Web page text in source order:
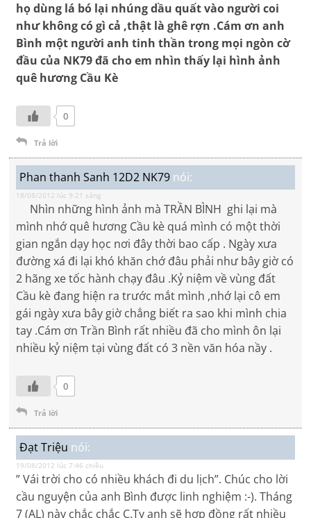
họ dùng lá bó lại nhúng dầu quất vào người coi
như không có gì cả ,thật là ghê rợn .Cám ơn anh
Bình một người anh tinh thần trong mọi ngòn cờ
đầu của NK79 đã cho em nhìn thấy lại hình ảnh
quê hương Cầu Kè
0
Trả lời
Phan thanh Sanh 12D2 NK79 nói:
18/08/2012 lúc 9:21 sáng
Nhìn những hình ảnh mà TRẦN BÌNH ghi lại mà
mình nhớ quê hương Cầu kè quá mình có một thời
gian ngắn dạy học nơi đây thời bao cấp . Ngày xưa
đường xá đi lại khó khăn chớ đâu phải như bây giờ có
2 hãng xe tốc hành chạy đâu .Kỷ niệm về vùng đất
Cầu kè đang hiện ra trước mắt mình ,nhớ lại cô em
gái ngày xưa bây giờ chẳng biết ra sao khi mình chia
tay .Cám ơn Trần Bình rất nhiều đã cho mình ôn lại
nhiều kỷ niệm tại vùng đất có 3 nền văn hóa nầy .
0
Trả lời
Đạt Triệu nói:
19/08/2012 lúc 7:46 chiều
” Vái trời cho có nhiều khách đi du lịch”. Chúc cho lời
cầu nguyện của anh Bình được linh nghiệm :-). Tháng
7 (AL) này chắc chắc C.Ty anh sẽ hợp đồng rất nhiều